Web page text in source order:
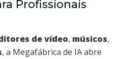
Profissionais
de vídeo, músicos,
, a Megafábrica de IA abre